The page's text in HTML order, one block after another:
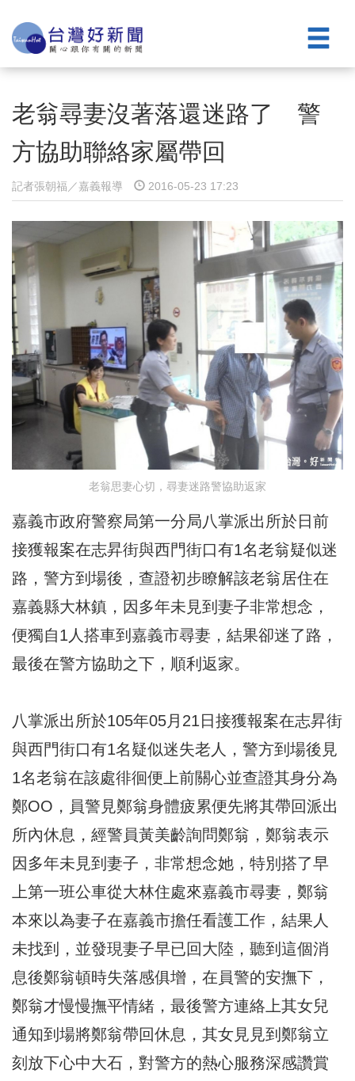
老翁尋妻沒著落還迷路了 警
方協助聯絡家屬帶回
記者張朝福／嘉義報導 2016-05-23 17:23
老翁思妻心切，尋妻迷路警協助返家
嘉義市政府警察局第一分局八掌派出所於日前
接獲報案在志昇街與西門街口有1名老翁疑似迷
路，警方到場後，查證初步瞭解該老翁居住在
嘉義縣大林鎮，因多年未見到妻子非常想念，
便獨自1人搭車到嘉義市尋妻，結果卻迷了路，
最後在警方協助之下，順利返家。
八掌派出所於105年05月21日接獲報案在志昇街
與西門街口有1名疑似迷失老人，警方到場後見
1名老翁在該處徘徊便上前關心並查證其身分為
鄭OO，員警見鄭翁身體疲累便先將其帶回派出
所內休息，經警員黃美齡詢問鄭翁，鄭翁表示
因多年未見到妻子，非常想念她，特別搭了早
上第一班公車從大林住處來嘉義市尋妻，鄭翁
本來以為妻子在嘉義市擔任看護工作，結果人
未找到，並發現妻子早已回大陸，聽到這個消
息後鄭翁頓時失落感俱增，在員警的安撫下，
鄭翁才慢慢撫平情緒，最後警方連絡上其女兒
通知到場將鄭翁帶回休息，其女見見到鄭翁立
刻放下心中大石，對警方的熱心服務深感讚賞